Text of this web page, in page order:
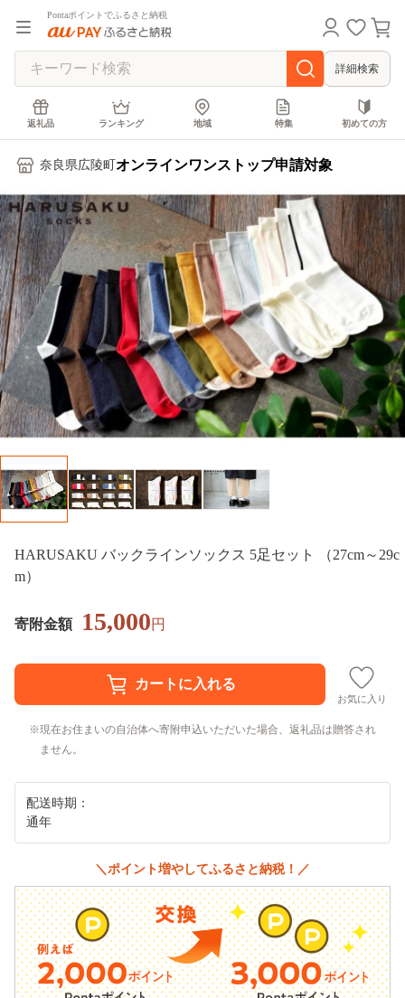
Pontaポイントでふるさと納税
詳細検索
返礼品 ランキング 地域 特集 初めての方
奈良県広陵町 オンラインワンストップ申請対象
HARUSAKU バックラインソックス 5足セット （27cm～29c
m）
寄附金額 15,000円
お気に入り
現在お住まいの自治体へ寄附申込いただいた場合、返礼品は贈答され
ません。
配送時期：
通年
＼ポイント増やしてふるさと納税！／